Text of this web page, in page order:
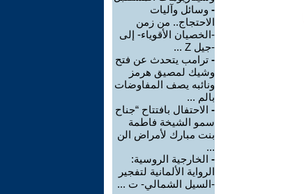
- وسائل وآليات
الاحتجاج.. من زمن
-الخصيان الأقوياء- إلى
-جيل Z ...
- ترامب يتحدث عن فتح
وشيك لمصيق هرمز
ونائبه يصف المفاوضات
بالم ...
- الاحتفال بافتتاح “جناح
سمو الشيخة فاطمة
بنت مبارك لأمراض الن
...
- الخارجية الروسية:
الرواية الألمانية لتفجير
-السيل الشمالي- ت ...